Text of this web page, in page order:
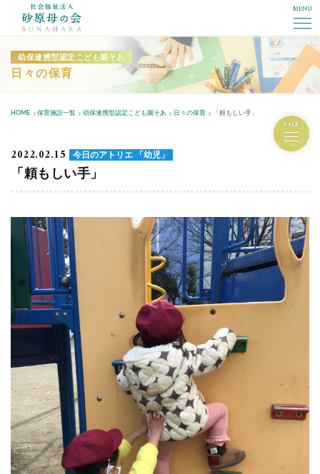
MENU
幼保連携型認定こども園そあ
日々の保育
HOME 保育施設一覧 幼保連携型認定こども園そあ 日々の保育 「頼もしい手」
PAGE
2022.02.15 今日のアトリエ 「幼児」
「頼もしい手」